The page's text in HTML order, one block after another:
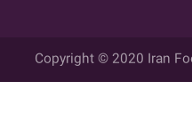
Copyright © 2020 Iran